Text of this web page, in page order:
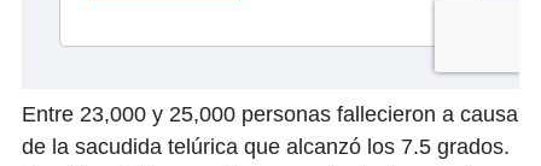
Entre 23,000 y 25,000 personas fallecieron a causa
de la sacudida telúrica que alcanzó los 7.5 grados.